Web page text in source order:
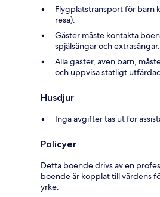
Flygplatstransport för barn
resa).
Gäster måste kontakta
spjälsängar och extrasängar.
Alla gäster, även barn,
och uppvisa statligt
Husdjur
Inga avgifter tas ut för
Policyer
Detta boende drivs av en
boende är kopplat till värdens
yrke.